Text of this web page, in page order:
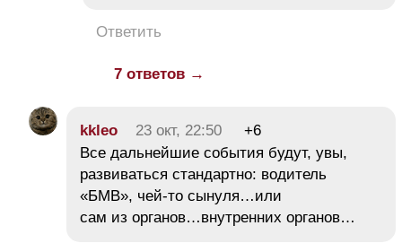
Ответить
7 ответов →
kkleo 23 окт, 22:50
+6
Все дальнейшие события будут, увы,
развиваться стандартно: водитель
«БМВ», чей-то сынуля…или
сам из органов…внутренних органов…